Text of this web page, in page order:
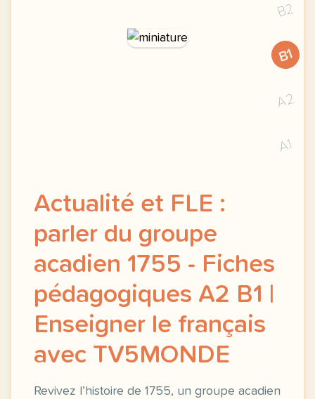
B2
B1
A2
A1
Actualité et FLE :
parler du groupe
acadien 1755 - Fiches
pédagogiques A2 B1 |
Enseigner le français
avec TV5MONDE
Revivez l’histoire de 1755, un groupe acadien